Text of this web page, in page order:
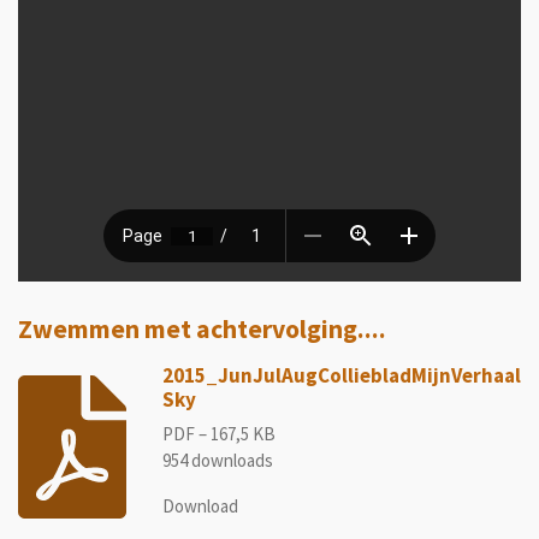
Zwemmen met achtervolging....
2015_JunJulAugColliebladMijnVerhaal
Sky
PDF – 167,5 KB
954 downloads
Download